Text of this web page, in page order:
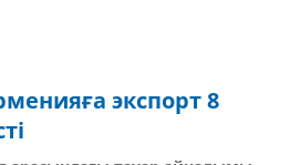
экспорт 8